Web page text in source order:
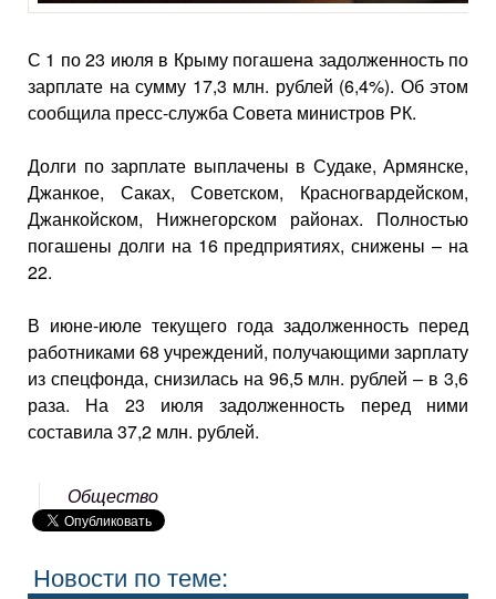
С 1 по 23 июля в Крыму погашена задолженность по
зарплате на сумму 17,3 млн. рублей (6,4%). Об этом
сообщила пресс-служба Совета министров РК.
Долги по зарплате выплачены в Судаке, Армянске,
Джанкое, Саках, Советском, Красногвардейском,
Джанкойском, Нижнегорском районах. Полностью
погашены долги на 16 предприятиях, снижены – на
22.
В июне-июле текущего года задолженность перед
работниками 68 учреждений, получающими зарплату
из спецфонда, снизилась на 96,5 млн. рублей – в 3,6
раза. На 23 июля задолженность перед ними
составила 37,2 млн. рублей.
Общество
Новости по теме: